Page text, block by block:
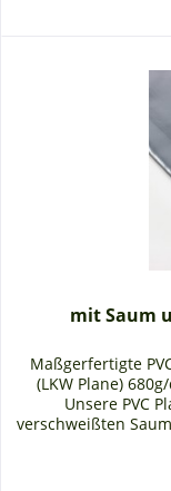
mit Saum
Maßgerfertigte
(LKW Plane)
Unsere PVC
verschweißten